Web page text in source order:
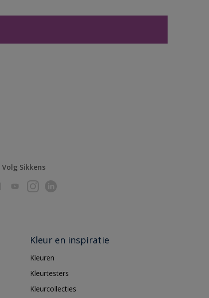
Volg Sikkens
Kleur en inspiratie
Kleuren
Kleurtesters
Kleurcollecties